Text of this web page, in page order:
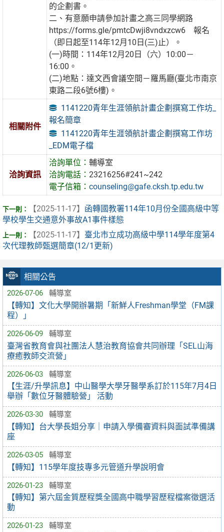
相關公告
2026-07-06 輔導室
【轉知】文化大學開辦暑期「新鮮人Freshman學堂（FM課
程）」
2026-06-09 輔導室
臺灣省教育會與社團法人慧治教育協會共同辦理「SEL山海
療癒教師交流營」
2026-06-03 輔導室
【生涯/升學訊息】中山醫學大學牙醫學系訂於115年7月4日
舉辦「數位牙醫體驗營」 活動
2026-03-30 輔導室
【轉知】台大學長姐分享｜申請入學備審資料與面試準備講
座
2026-03-05 輔導室
【轉知】115學年度技專多元管道升學說明會
2026-01-23 輔導室
【轉知】第六屆金質歷程獎全國高中職學習歷程檔案徵選活
動
2026-01-23 輔導室
的企劃書。
二、有意願申請參加計畫之高三同學網路
https://forms.gle/pmtcDwji8vndxzcw6 報名
（即日起至114年12月10日(三)止）。
(一)時間：114年12月20日（六）10:00－
16:00。
(二)地點：達文西會議空間－羅馬廳(臺北市南京
東路二段6號6樓)。
相關附件
1141220青年生涯領航計畫企劃撰寫工作坊_
報名簡章
1141220青年生涯領航計畫企劃撰寫工作坊
_EDM電子檔
洽詢資訊
洽詢單位：輔導室
洽詢電話：23216256#241~242
電子信箱：counseling@gafe.cksh.tp.edu.tw
【2025-11-17】 函轉國教署114年10月份全國高級中等
學校學生交通意外事故A1事件樣態
【2025-11-17】 臺北市立成功高級中學114學年度第4
次代理教師甄選簡章(12/1更新)